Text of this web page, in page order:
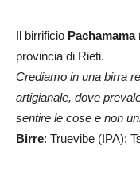
Il birrificio Pachamama
provincia di Rieti.
Crediamo in una birra
artigianale, dove
sentire le cose e non
Birre: Truevibe (IPA);